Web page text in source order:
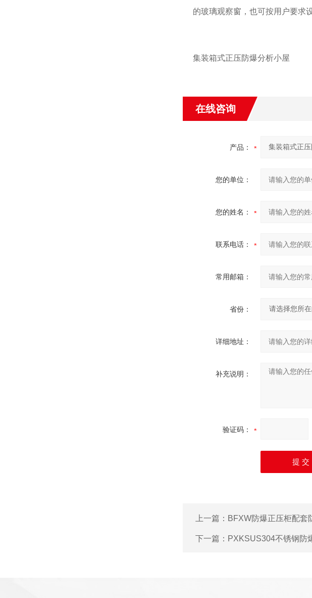
的玻璃观察窗，也可按用户要求
集装箱式正压防爆分析小屋
在线咨询
产品：
您的单位：
您的姓名：
联系电话：
常用邮箱：
省份：
详细地址：
补充说明：
验证码：
上一篇： BFXW防爆正压柜配套
下一篇： PXKSUS304不锈钢防